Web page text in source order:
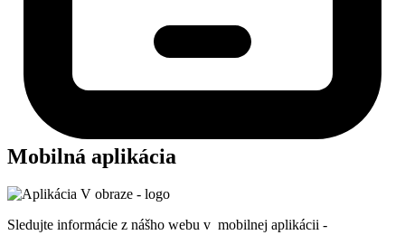
Mobilná aplikácia
Sledujte informácie z nášho webu v mobilnej aplikácii -